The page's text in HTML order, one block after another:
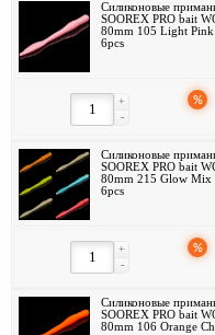
Силиконовые
SOOREX PRO bait
80mm 105 Light Pink
6pcs
-
+ %
Силиконовые
SOOREX PRO bait
80mm 215 Glow Mix
6pcs
-
+ %
Силиконовые
SOOREX PRO bait
80mm 106 Orange